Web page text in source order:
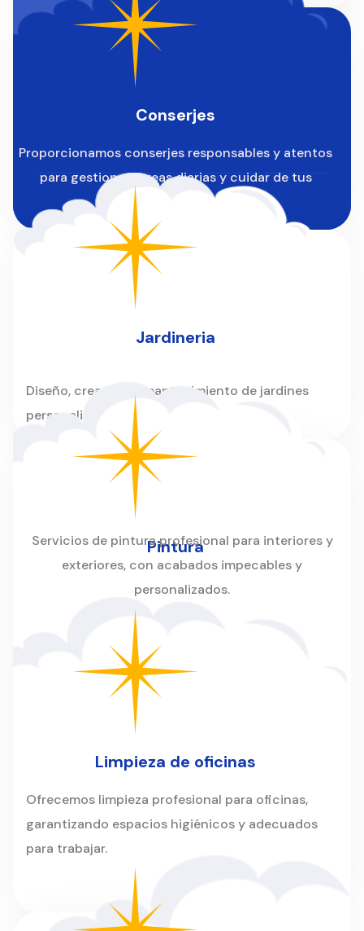
Conserjes
Proporcionamos conserjes responsables y atentos
para gestionar tareas diarias y cuidar de tus
instalaciones.
Jardineria
Diseño, creación y mantenimiento de jardines
personalizados para hogares y empresas.
Pintura
Servicios de pintura profesional para interiores y
exteriores, con acabados impecables y
personalizados.
Limpieza de oficinas
Ofrecemos limpieza profesional para oficinas,
garantizando espacios higiénicos y adecuados
para trabajar.